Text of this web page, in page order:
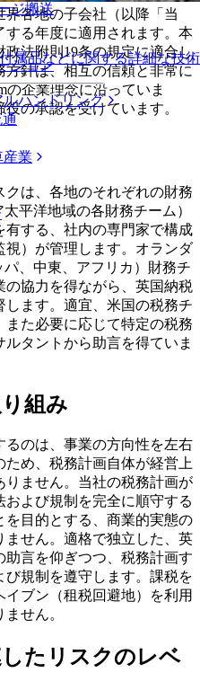
属品などに関する詳細な技術
ジ搬送
ション
ハンドリング
通
業
各地の子会社（以降「当
する年度に適用されます。本
政法附則19条の規定に適合し
針は、相互の信頼と非常に
の企業理念に沿っていま
の承認を受けています。
は、各地のそれぞれの財務
平洋地域の各財務チーム）
有する、社内の専門家で構成
視）が管理します。オランダ
、中東、アフリカ）財務チ
協力を得ながら、英国納税
ます。適宜、米国の税務チ
た必要に応じて特定の税務
タントから助言を得ていま
組み
のは、事業の方向性を左右
め、税務計画自体が経営上
ません。当社の税務計画が
よび規制を完全に順守する
を目的とする、商業的実態の
せん。適格で独立した、英
言を仰ぎつつ、税務計画す
規制を遵守します。課税を
ブン（租税回避地）を利用
せん。
たリスクのレベ